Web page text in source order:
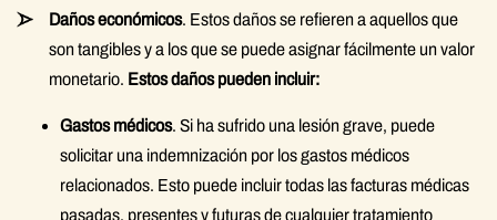
Daños económicos. Estos daños se refieren a aquellos que
son tangibles y a los que se puede asignar fácilmente un valor
monetario. Estos daños pueden incluir:
Gastos médicos. Si ha sufrido una lesión grave, puede
solicitar una indemnización por los gastos médicos
relacionados. Esto puede incluir todas las facturas médicas
pasadas, presentes y futuras de cualquier tratamiento